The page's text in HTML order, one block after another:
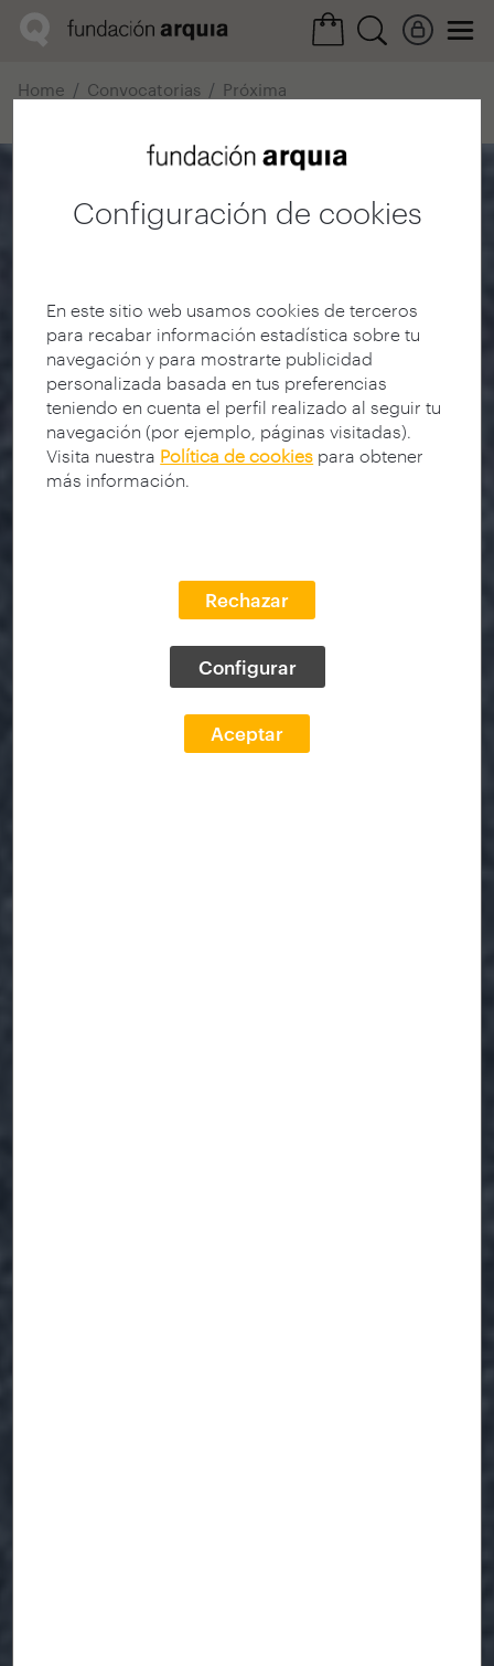
Configuración de cookies
En este sitio web usamos cookies de terceros
para recabar información estadística sobre tu
navegación y para mostrarte publicidad
personalizada basada en tus preferencias
teniendo en cuenta el perfil realizado al seguir tu
navegación (por ejemplo, páginas visitadas).
Visita nuestra Política de cookies para obtener
más información.
Rechazar
Configurar
Aceptar
Home Convocatorias
Próxima